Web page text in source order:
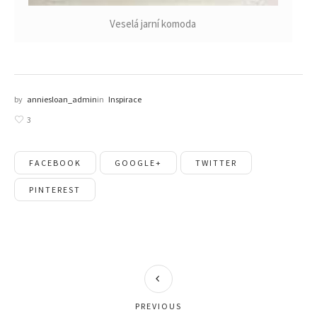
Veselá jarní komoda
by anniesloan_adminin Inspirace
3
FACEBOOK GOOGLE+ TWITTER
PINTEREST
PREVIOUS